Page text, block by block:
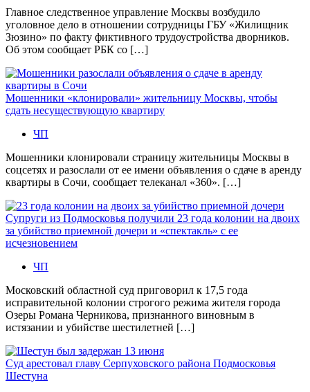
Главное следственное управление Москвы возбудило
уголовное дело в отношении сотрудницы ГБУ «Жилищник
Зюзино» по факту фиктивного трудоустройства дворников.
Об этом сообщает РБК со […]
Мошенники «клонировали» жительницу Москвы, чтобы
сдать несуществующую квартиру
ЧП
Мошенники клонировали страницу жительницы Москвы в
соцсетях и разослали от ее имени объявления о сдаче в аренду
квартиры в Сочи, сообщает телеканал «360». […]
Супруги из Подмосковья получили 23 года колонии на двоих
за убийство приемной дочери и «спектакль» с ее
исчезновением
ЧП
Московский областной суд приговорил к 17,5 года
исправительной колонии строгого режима жителя города
Озеры Романа Черникова, признанного виновным в
истязании и убийстве шестилетней […]
Суд арестовал главу Серпуховского района Подмосковья
Шестуна